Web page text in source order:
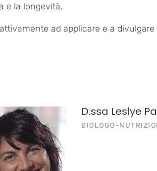
e la longevità.
ad applicare e a
D.ssa Leslye
BIOLOGO-